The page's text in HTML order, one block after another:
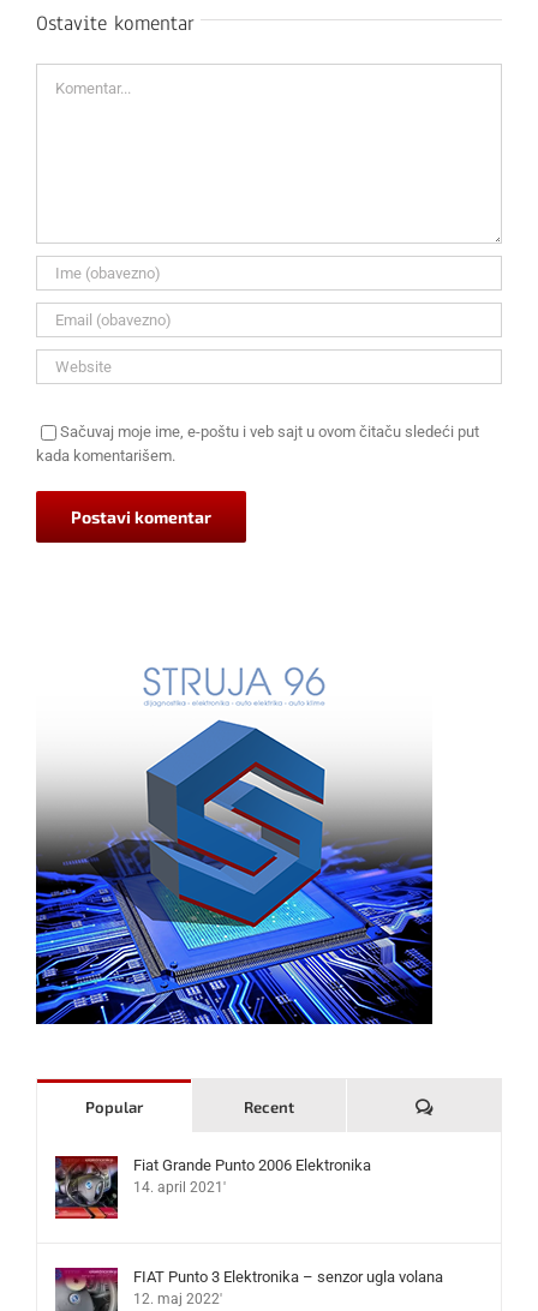
Ostavite komentar
Sačuvaj moje ime, e-poštu i veb sajt u ovom čitaču sledeći put
kada komentarišem.
Popular Recent Komentari
Fiat Grande Punto 2006 Elektronika
14. april 2021'
FIAT Punto 3 Elektronika – senzor ugla volana
12. maj 2022'